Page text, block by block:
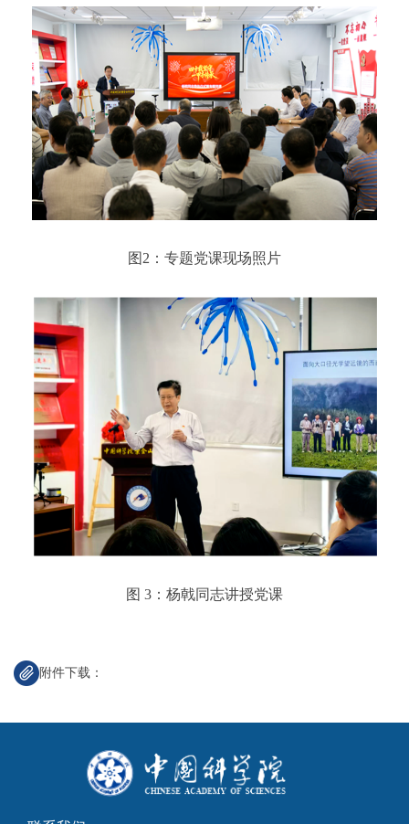
图2：专题党课现场照片
图 3：杨戟同志讲授党课
附件下载：